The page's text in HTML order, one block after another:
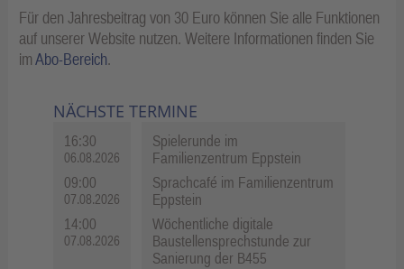
Für den Jahresbeitrag von 30 Euro können Sie alle Funktionen
auf unserer Website nutzen. Weitere Informationen finden Sie
imAbo-Bereich.
NÄCHSTE TERMINE
16:30
06.08.2026
Spielerunde im
Familienzentrum Eppstein
09:00
07.08.2026
Sprachcafé im Familienzentrum
Eppstein
14:00
07.08.2026
Wöchentliche digitale
Baustellensprechstunde zur
Sanierung der B455